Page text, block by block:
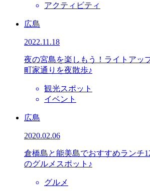
アクティビティ
広島
2022.11.18
夜の宮島を楽しもう！ライトアッ
町家通りを夜散歩♪
観光スポット
イベント
広島
2020.02.06
倉橋島と能美島でおすすめランチ
のグルメスポット♪
グルメ